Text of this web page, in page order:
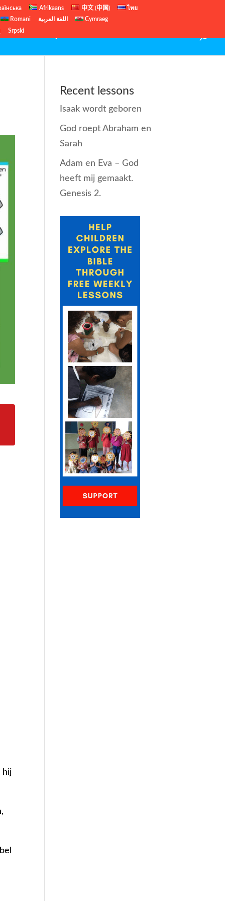
Afrikaans 中文 (中国)
ไทย
Romani اللغة العربية
Cymraeg
Srpski
Us Gratis Bijbellessen
hij
Recent lessons
Isaak wordt geboren
God roept Abraham en
Sarah
Adam en Eva – God
heeft mij gemaakt.
Genesis 2.